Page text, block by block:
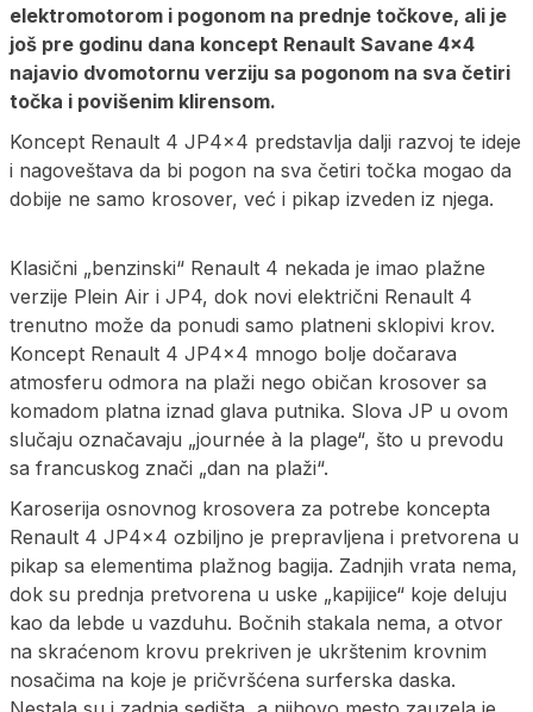
elektromotorom i pogonom na prednje točkove, ali je
još pre godinu dana koncept Renault Savane 4×4
najavio dvomotornu verziju sa pogonom na sva četiri
točka i povišenim klirensom.
Koncept Renault 4 JP4x4 predstavlja dalji razvoj te ideje
i nagoveštava da bi pogon na sva četiri točka mogao da
dobije ne samo krosover, već i pikap izveden iz njega.
Klasični „benzinski“ Renault 4 nekada je imao plažne
verzije Plein Air i JP4, dok novi električni Renault 4
trenutno može da ponudi samo platneni sklopivi krov.
Koncept Renault 4 JP4x4 mnogo bolje dočarava
atmosferu odmora na plaži nego običan krosover sa
komadom platna iznad glava putnika. Slova JP u ovom
slučaju označavaju „journée à la plage“, što u prevodu
sa francuskog znači „dan na plaži“.
Karoserija osnovnog krosovera za potrebe koncepta
Renault 4 JP4x4 ozbiljno je prepravljena i pretvorena u
pikap sa elementima plažnog bagija. Zadnjih vrata nema,
dok su prednja pretvorena u uske „kapijice“ koje deluju
kao da lebde u vazduhu. Bočnih stakala nema, a otvor
na skraćenom krovu prekriven je ukrštenim krovnim
nosačima na koje je pričvršćena surferska daska.